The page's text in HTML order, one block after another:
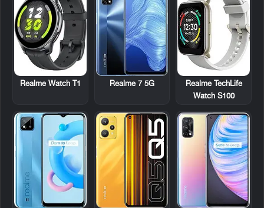
Realme TechLife
Watch S100
Realme 7 5G
Realme Watch T1